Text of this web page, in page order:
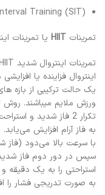
Training (SIT)
تمرینات HIIT یا تمرینات
اینتروال فزاینده یا
یک حالت ترکیبی از بازه
ورزش ملایم میباشند.
تکرار 2 فاز شدید و
استراحتی را به یک دقیقه
به صورت تدریجی فشار را